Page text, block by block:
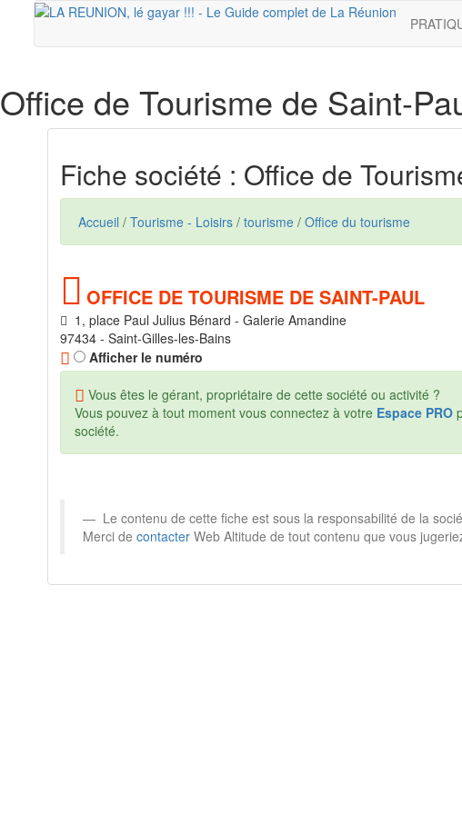
Office de Tourisme de Saint-
Fiche société : Office de
Accueil / Tourisme - Loisirs / tourisme / Office du tourisme
OFFICE DE TOURISME DE SAINT-PAUL
1, place Paul Julius Bénard - Galerie Amandine
97434 - Saint-Gilles-les-Bains
Afficher le numéro
Vous êtes le gérant, propriétaire de cette société ou activité ?
Vous pouvez à tout moment vous connectez à votre Espace PRO
société.
Le contenu de cette fiche est sous la responsabilité de la
Merci de contacter Web Altitude de tout contenu que vous